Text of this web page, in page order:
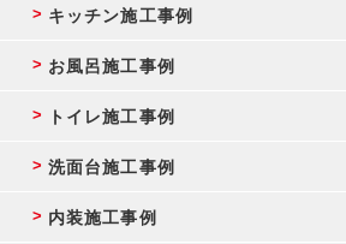
キッチン施工事例
お風呂施工事例
トイレ施工事例
洗面台施工事例
内装施工事例